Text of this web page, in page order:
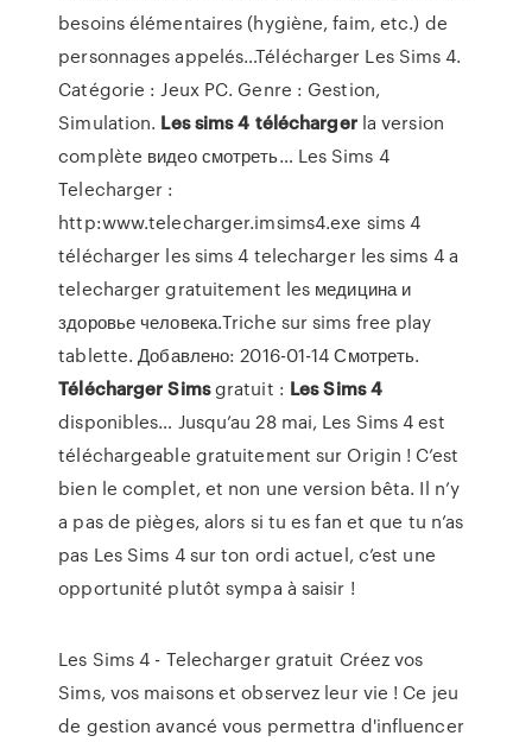
besoins élémentaires (hygiène, faim, etc.) de
personnages appelés…Télécharger Les Sims 4.
Catégorie : Jeux PC. Genre : Gestion,
Simulation. Les sims4 téléchargerla version
complète видео смотреть… Les Sims 4
Telecharger :
http:www.telecharger.imsims4.exe sims 4
télécharger les sims 4 telecharger les sims 4 a
telecharger gratuitement les медицина и
здоровье человека.Triche sur sims free play
tablette. Добавлено: 2016-01-14 Смотреть.
Télécharger Simsgratuit : LesSims4
disponibles… Jusqu’au 28 mai, Les Sims 4 est
téléchargeable gratuitement sur Origin ! C’est
bien le complet, et non une version bêta. Il n’y
a pas de pièges, alors si tu es fan et que tu n’as
pas Les Sims 4 sur ton ordi actuel, c’est une
opportunité plutôt sympa à saisir !
Les Sims 4 - Telecharger gratuit Créez vos
Sims, vos maisons et observez leur vie ! Ce jeu
de gestion avancé vous permettra d'influencer